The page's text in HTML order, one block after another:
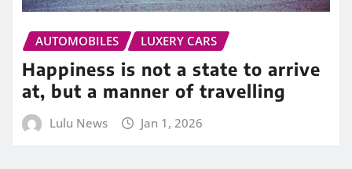
AUTOMOBILES LUXERY CARS
Happiness is not a state to arrive
at, but a manner of travelling
Lulu News Jan 1, 2026